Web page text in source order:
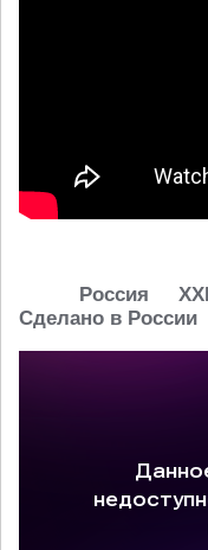
Россия
Сделано в России